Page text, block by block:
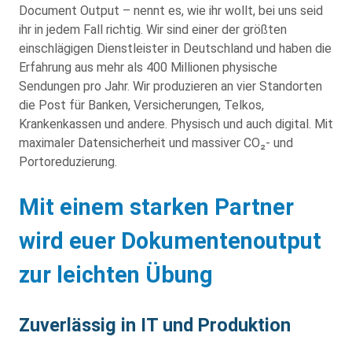
Document Output – nennt es, wie ihr wollt, bei uns seid
ihr in jedem Fall richtig. Wir sind einer der größten
einschlägigen Dienstleister in Deutschland und haben die
Erfahrung aus mehr als 400 Millionen physische
Sendungen pro Jahr. Wir produzieren an vier Standorten
die Post für Banken, Versicherungen, Telkos,
Krankenkassen und andere. Physisch und auch digital. Mit
maximaler Datensicherheit und massiver CO₂- und
Portoreduzierung.
Mit einem starken Partner
wird euer Dokumentenoutput
zur leichten Übung
Zuverlässig in IT und Produktion